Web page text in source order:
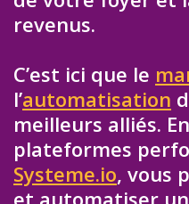
revenus.
C’est ici que le
l’automatisation
meilleurs alliés.
plateformes
Systeme.io, vous